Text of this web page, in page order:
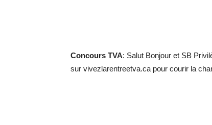
Concours TVA: Salut Bonjour et SB
sur vivezlarentreetva.ca pour courir la